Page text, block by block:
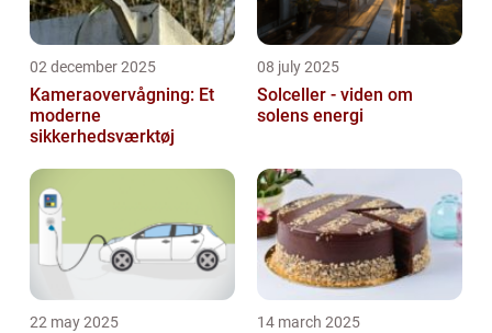
02 december 2025
Kameraovervågning: Et
moderne
sikkerhedsværktøj
08 july 2025
Solceller - viden om
solens energi
22 may 2025 14 march 2025